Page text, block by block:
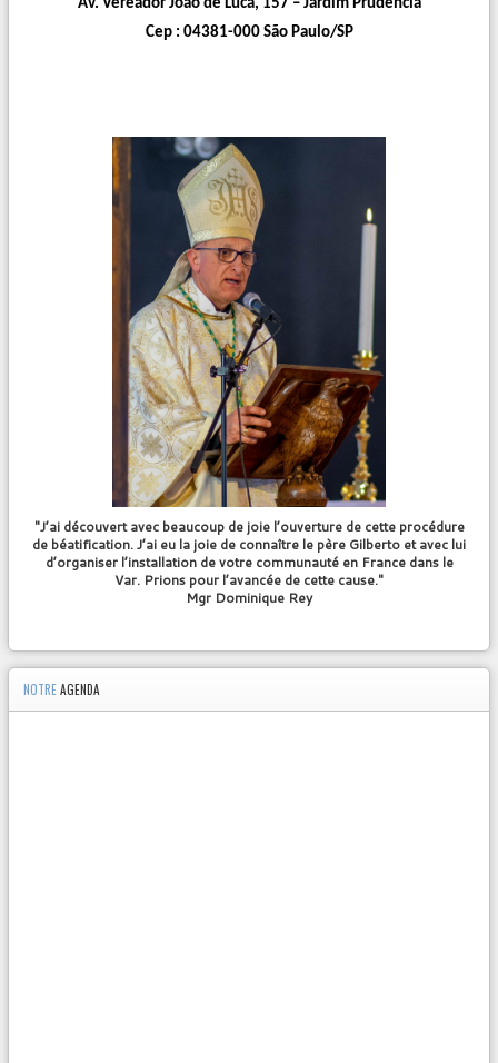
Av. Vereador João de Luca, 157 – Jardim Prudencia
Cep : 04381-000 São Paulo/SP
"J’ai découvert avec beaucoup de joie l’ouverture de cette procédure
de béatification. J’ai eu la joie de connaître le père Gilberto et avec lui
d’organiser l’installation de votre communauté en France dans le
Var. Prions pour l’avancée de cette cause."
Mgr Dominique Rey
NOTREAGENDA